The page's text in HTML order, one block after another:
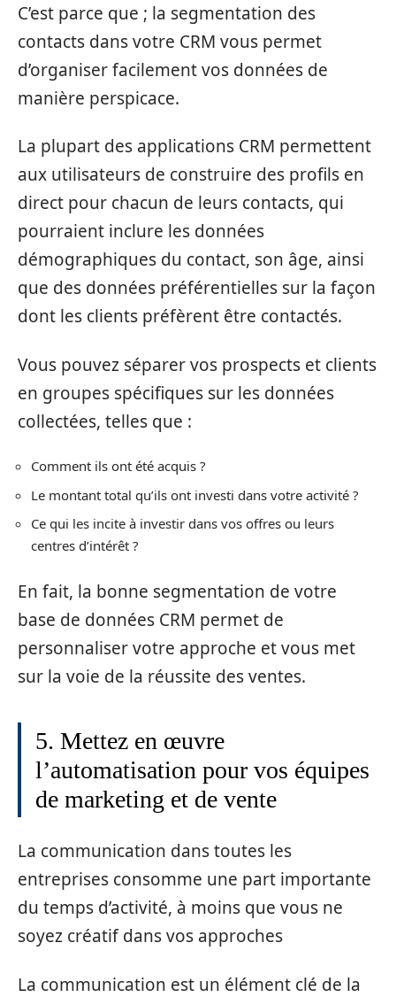
C’est parce que ; la segmentation des
contacts dans votre CRM vous permet
d’organiser facilement vos données de
manière perspicace.
La plupart des applications CRM permettent
aux utilisateurs de construire des profils en
direct pour chacun de leurs contacts, qui
pourraient inclure les données
démographiques du contact, son âge, ainsi
que des données préférentielles sur la façon
dont les clients préfèrent être contactés.
Vous pouvez séparer vos prospects et clients
en groupes spécifiques sur les données
collectées, telles que :
Comment ils ont été acquis ?
Le montant total qu’ils ont investi dans votre activité ?
Ce qui les incite à investir dans vos offres ou leurs
centres d’intérêt ?
En fait, la bonne segmentation de votre
base de données CRM permet de
personnaliser votre approche et vous met
sur la voie de la réussite des ventes.
5. Mettez en œuvre
l’automatisation pour vos équipes
de marketing et de vente
La communication dans toutes les
entreprises consomme une part importante
du temps d’activité, à moins que vous ne
soyez créatif dans vos approches
La communication est un élément clé de la